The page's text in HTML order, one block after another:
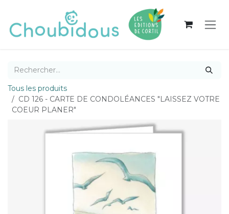
Tous les produits
CD 126 - CARTE DE CONDOLÉANCES "LAISSEZ VOTRE
COEUR PLANER"